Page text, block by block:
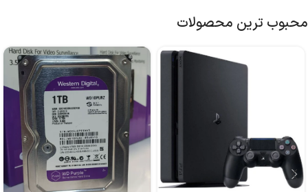
محبوب ترین محصولات